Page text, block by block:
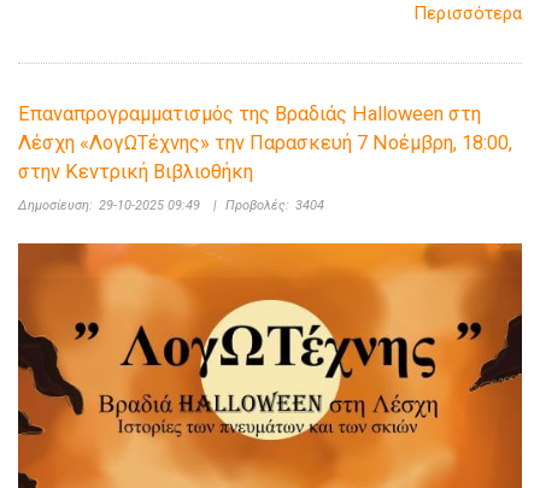
Περισσότερα
Επαναπρογραμματισμός της Βραδιάς Halloween στη
Λέσχη «ΛογΩΤέχνης» την Παρασκευή 7 Νοέμβρη, 18:00,
στην Κεντρική Βιβλιοθήκη
Δημοσίευση: 29-10-2025 09:49 | Προβολές: 3404